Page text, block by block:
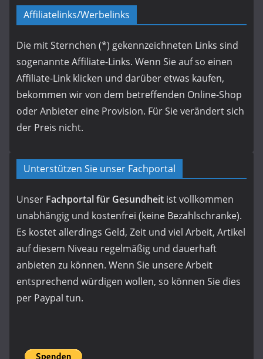
Affiliatelinks/Werbelinks
Die mit Sternchen (*) gekennzeichneten Links sind
sogenannte Affiliate-Links. Wenn Sie auf so einen
Affiliate-Link klicken und darüber etwas kaufen,
bekommen wir von dem betreffenden Online-Shop
oder Anbieter eine Provision. Für Sie verändert sich
der Preis nicht.
Unterstützen Sie unser Fachportal
Unser Fachportal für Gesundheit ist vollkommen
unabhängig und kostenfrei (keine Bezahlschranke).
Es kostet allerdings Geld, Zeit und viel Arbeit, Artikel
auf diesem Niveau regelmäßig und dauerhaft
anbieten zu können. Wenn Sie unsere Arbeit
entsprechend würdigen wollen, so können Sie dies
per Paypal tun.